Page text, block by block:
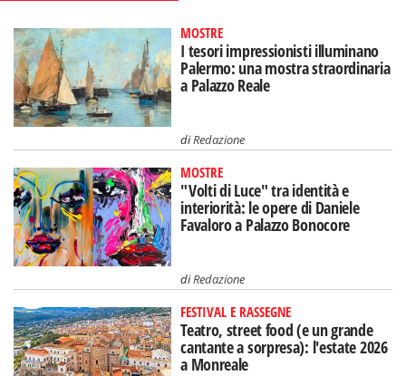
MOSTRE
I tesori impressionisti illuminano
Palermo: una mostra straordinaria
a Palazzo Reale
diRedazione
MOSTRE
"Volti di Luce" tra identità e
interiorità: le opere di Daniele
Favaloro a Palazzo Bonocore
diRedazione
FESTIVAL E RASSEGNE
Teatro, street food (e un grande
cantante a sorpresa): l'estate 2026
a Monreale